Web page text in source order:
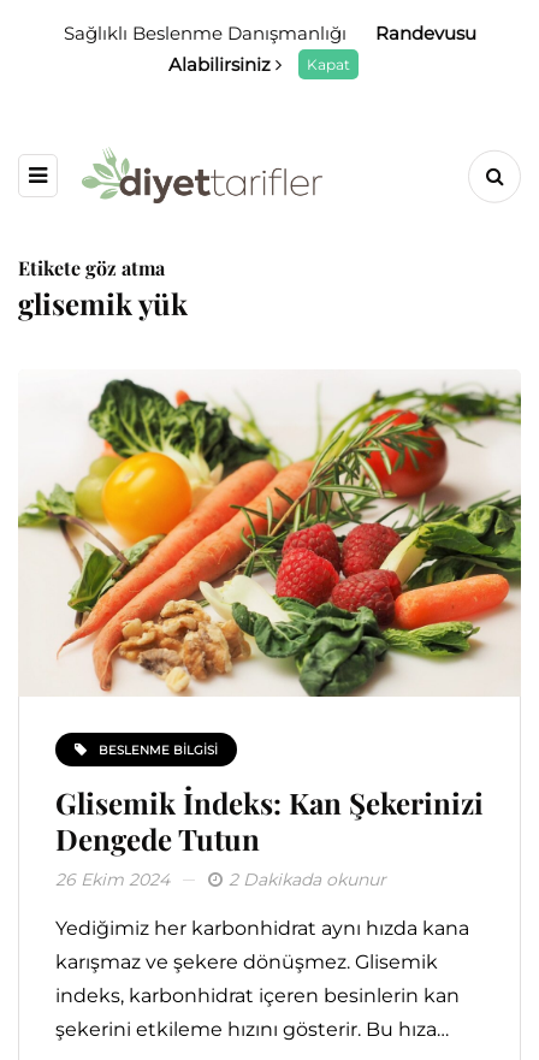
Sağlıklı Beslenme Danışmanlığı
Randevusu
Alabilirsiniz
Kapat
Etikete göz atma
glisemik yük
BESLENME BILGISI
Glisemik İndeks: Kan Şekerinizi
Dengede Tutun
26 Ekim 2024 2 Dakikada okunur
Yediğimiz her karbonhidrat aynı hızda kana
karışmaz ve şekere dönüşmez. Glisemik
indeks, karbonhidrat içeren besinlerin kan
şekerini etkileme hızını gösterir. Bu hıza…